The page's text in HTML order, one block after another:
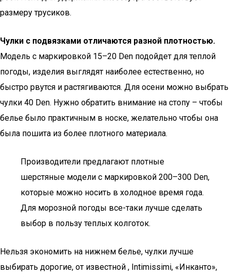
размеру трусиков.
Чулки с подвязками отличаются разной плотностью.
Модель с маркировкой 15–20 Den подойдет для теплой
погоды, изделия выглядят наиболее естественно, но
быстро рвутся и растягиваются. Для осени можно выбрать
чулки 40 Den. Нужно обратить внимание на стопу – чтобы
белье было практичным в носке, желательно чтобы она
была пошита из более плотного материала.
Производители предлагают плотные
шерстяные модели с маркировкой 200–300 Den,
которые можно носить в холодное время года.
Для морозной погоды все-таки лучше сделать
выбор в пользу теплых колготок.
Нельзя экономить на нижнем белье, чулки лучше
выбирать дорогие, от известной , Intimissimi, «Инканто»,